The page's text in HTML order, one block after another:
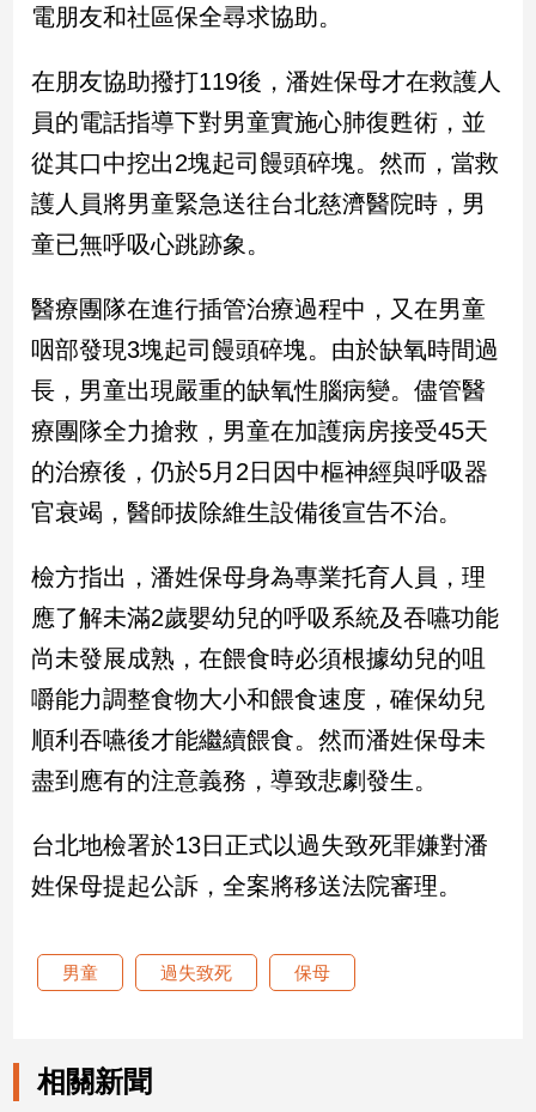
會
觀
兩
岸/
際
社
地
方
新
冠
病
專
區
南
台
灣
觀
南
台
灣
點
樂
電朋友和社區保全尋求協助。
在朋友協助撥打119後，潘姓保母才在救護人
員的電話指導下對男童實施心肺復甦術，並
從其口中挖出2塊起司饅頭碎塊。然而，當救
護人員將男童緊急送往台北慈濟醫院時，男
童已無呼吸心跳跡象。
醫療團隊在進行插管治療過程中，又在男童
咽部發現3塊起司饅頭碎塊。由於缺氧時間過
長，男童出現嚴重的缺氧性腦病變。儘管醫
療團隊全力搶救，男童在加護病房接受45天
的治療後，仍於5月2日因中樞神經與呼吸器
官衰竭，醫師拔除維生設備後宣告不治。
檢方指出，潘姓保母身為專業托育人員，理
應了解未滿2歲嬰幼兒的呼吸系統及吞嚥功能
尚未發展成熟，在餵食時必須根據幼兒的咀
嚼能力調整食物大小和餵食速度，確保幼兒
順利吞嚥後才能繼續餵食。然而潘姓保母未
盡到應有的注意義務，導致悲劇發生。
台北地檢署於13日正式以過失致死罪嫌對潘
姓保母提起公訴，全案將移送法院審理。
男童 過失致死 保母
相關新聞